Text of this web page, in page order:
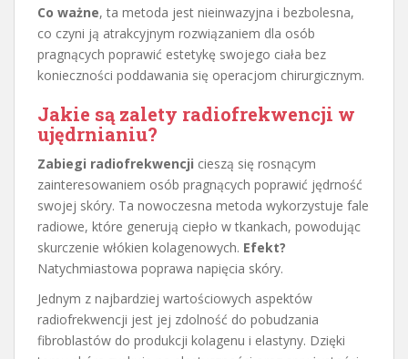
Co ważne, ta metoda jest nieinwazyjna i bezbolesna,
co czyni ją atrakcyjnym rozwiązaniem dla osób
pragnących poprawić estetykę swojego ciała bez
konieczności poddawania się operacjom chirurgicznym.
Jakie są zalety radiofrekwencji w
ujędrnianiu?
Zabiegi radiofrekwencji cieszą się rosnącym
zainteresowaniem osób pragnących poprawić jędrność
swojej skóry. Ta nowoczesna metoda wykorzystuje fale
radiowe, które generują ciepło w tkankach, powodując
skurczenie włókien kolagenowych. Efekt?
Natychmiastowa poprawa napięcia skóry.
Jednym z najbardziej wartościowych aspektów
radiofrekwencji jest jej zdolność do pobudzania
fibroblastów do produkcji kolagenu i elastyny. Dzięki